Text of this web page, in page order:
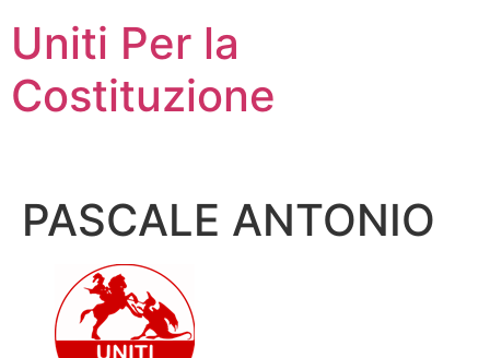
contenuto
Uniti Per la
Costituzione
PASCALE ANTONIO